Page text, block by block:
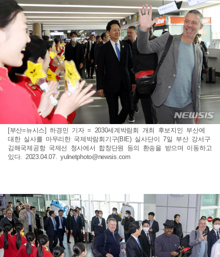
[부산=뉴시스] 하경민 기자 = 2030세계박람회 개최 후보지인 부산에
대한 실사를 마무리한 국제박람회기구(BIE) 실사단이 7일 부산 강서구
김해국제공항 국제선 청사에서 합창단원 등의 환송을 받으며 이동하고
있다. 2023.04.07.yulnetphoto@newsis.com